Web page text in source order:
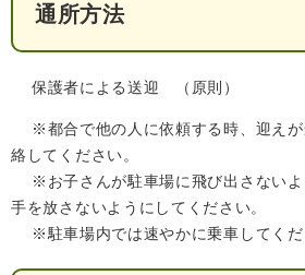
通所方法
保護者による送迎 （原則）
※​都合で他の人に依頼する時、迎えが
絡してください。
※お子さんが駐車場に飛び出さないよ
手を放さないようにしてください。
※駐車場内では速やかに乗車してくだ